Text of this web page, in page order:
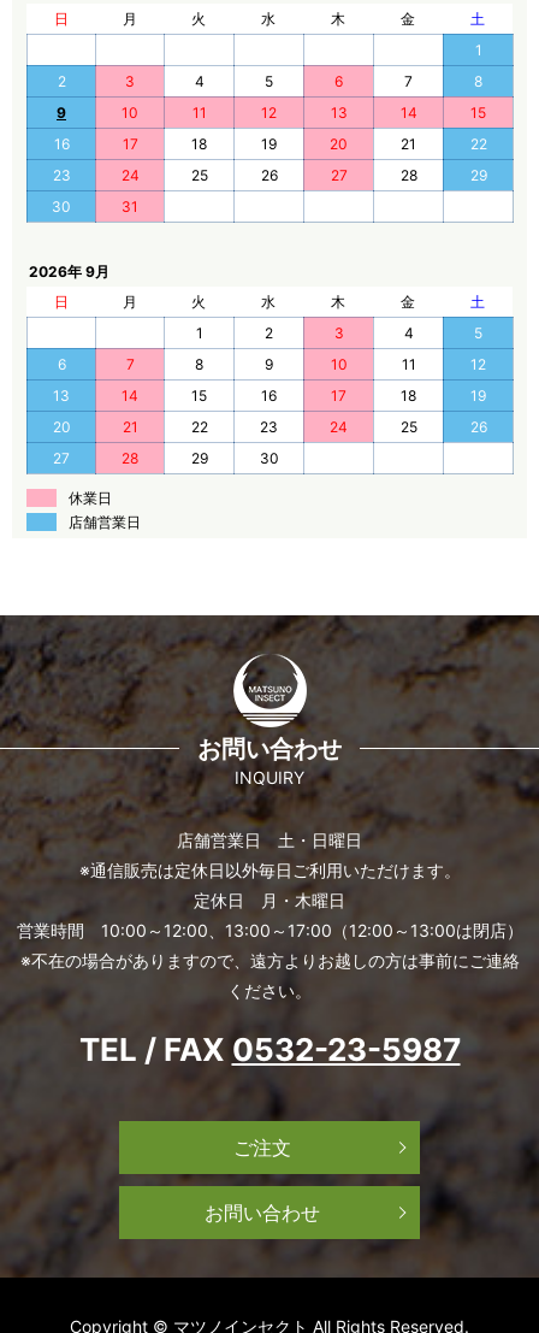
日
月 火 水 木 金
土
1
2
3 4 5 6 7
8
9
10 11 12 13 14
15
16
17 18 19 20 21
22
23
24 25 26 27 28
29
30
31
2026年 9月
日
月 火 水 木 金
土
1
2 3 4
5
6
7 8 9 10 11
12
13
14 15 16 17 18
19
20
21 22 23 24 25
26
27
28 29 30
休業日
店舗営業日
お問い合わせ
INQUIRY
店舗営業日 土・日曜日
※通信販売は定休日以外毎日ご利用いただけます。
定休日 月・木曜日
営業時間 10:00～12:00、13:00～17:00（12:00～13:00は閉店）
※不在の場合がありますので、遠方よりお越しの方は事前にご連絡
ください。
TEL / FAX 0532-23-5987
ご注文
お問い合わせ
Copyright © マツノインセクト All Rights Reserved.